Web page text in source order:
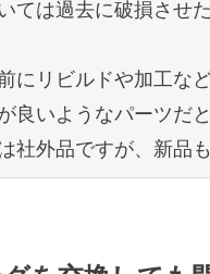
ては過去に破損させ
にリビルドや加工な
良いようなパーツだと
社外品ですが、新品